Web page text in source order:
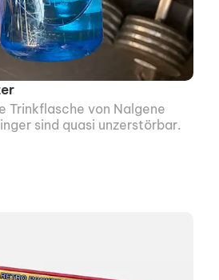
Trinkflasche von Nalgene
sind quasi unzerstörbar.